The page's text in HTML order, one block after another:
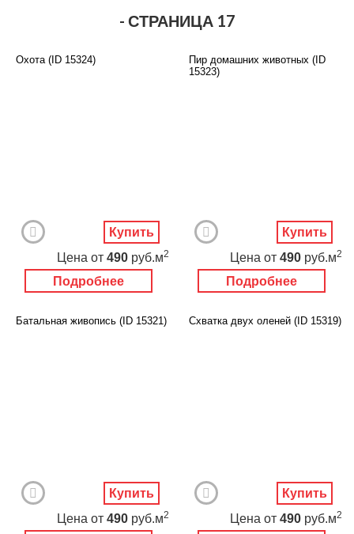
Животный мир
Еда и напитки
Архитектура
- СТРАНИЦА 17
Охота (ID 15324)
Подробнее
Цена от 490 руб.м2
Купить
Пир домашних животных (ID
15323)
Подробнее
Цена от 490 руб.м2
Купить
Батальная живопись (ID 15321)
Цена от 490 руб.м2
Купить
Схватка двух оленей (ID 15319)
Цена от 490 руб.м2
Купить